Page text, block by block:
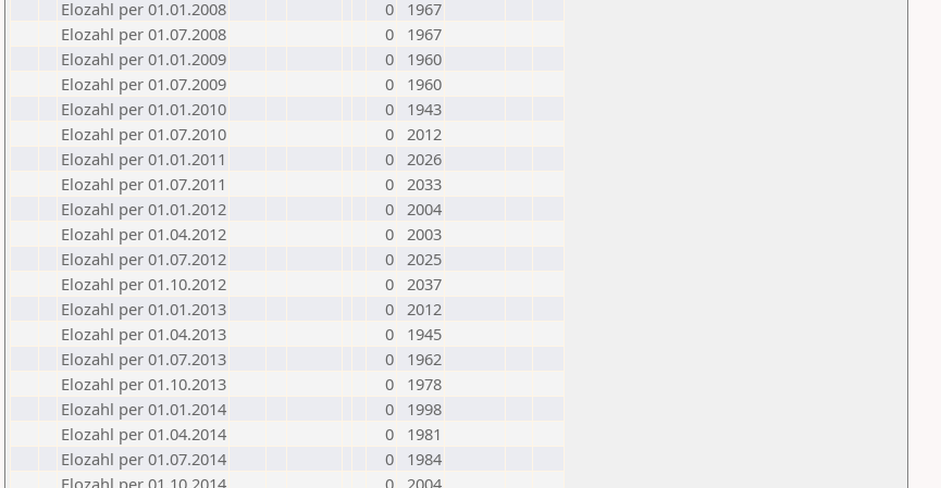
Elozahl per 01.01.2008
0
1967
Elozahl per 01.07.2008
0
1967
Elozahl per 01.01.2009
0
1960
Elozahl per 01.07.2009
0
1960
Elozahl per 01.01.2010
0
1943
Elozahl per 01.07.2010
0 2012
Elozahl per 01.01.2011
0 2026
Elozahl per 01.07.2011
0 2033
Elozahl per 01.01.2012
0 2004
Elozahl per 01.04.2012
0 2003
Elozahl per 01.07.2012
0 2025
Elozahl per 01.10.2012
0 2037
Elozahl per 01.01.2013
0 2012
Elozahl per 01.04.2013
0
1945
Elozahl per 01.07.2013
0
1962
Elozahl per 01.10.2013
0
1978
Elozahl per 01.01.2014
0
1998
Elozahl per 01.04.2014
0
1981
Elozahl per 01.07.2014
0
1984
Elozahl per 01.10.2014
0 2004